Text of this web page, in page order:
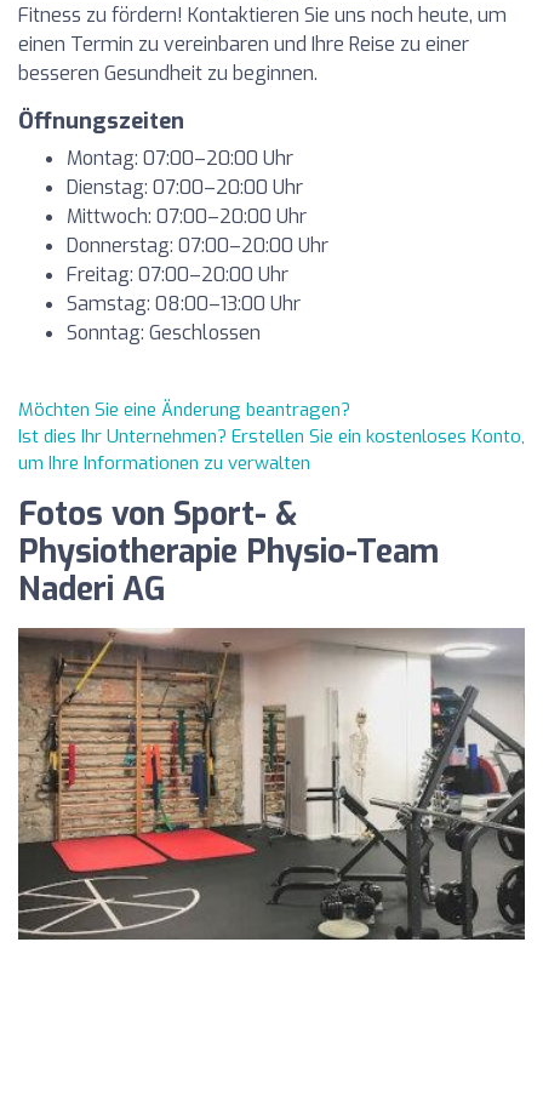
Fitness zu fördern! Kontaktieren Sie uns noch heute, um
einen Termin zu vereinbaren und Ihre Reise zu einer
besseren Gesundheit zu beginnen.
Öffnungszeiten
Montag: 07:00–20:00 Uhr
Dienstag: 07:00–20:00 Uhr
Mittwoch: 07:00–20:00 Uhr
Donnerstag: 07:00–20:00 Uhr
Freitag: 07:00–20:00 Uhr
Samstag: 08:00–13:00 Uhr
Sonntag: Geschlossen
Möchten Sie eine Änderung beantragen?
Ist dies Ihr Unternehmen? Erstellen Sie ein kostenloses Konto,
um Ihre Informationen zu verwalten
Fotos von Sport- &
Physiotherapie Physio-Team
Naderi AG